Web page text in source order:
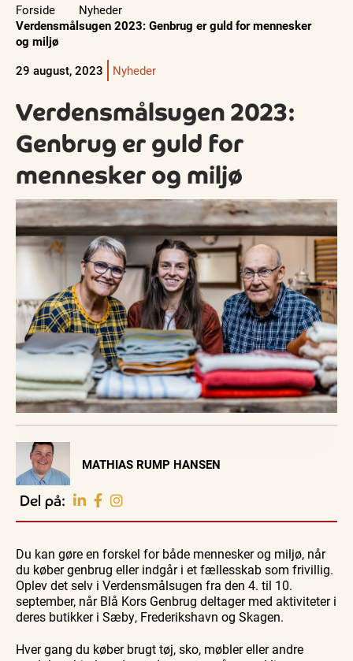
Forside
Nyheder
Verdensmålsugen 2023: Genbrug er guld for mennesker
og miljø
29 august, 2023
Nyheder
Verdensmålsugen 2023:
Genbrug er guld for
mennesker og miljø
Visit Vendsyssel
EVENTKALENDER
Oplev events i
Vendsyssel
natur og lokale events.
Se events
Skagen
med
Bedford
bussen
fra 1937
9. aug.
Skagen
med
Bedford
fra 1937
9. aug.
Skagen
fra
søsiden
Tunø
9. aug.
MATHIAS RUMP HANSEN
Del på:
Du kan gøre en forskel for både mennesker og miljø, når
du køber genbrug eller indgår i et fællesskab som frivillig.
Oplev det selv i Verdensmålsugen fra den 4. til 10.
september, når Blå Kors Genbrug deltager med aktiviteter i
deres butikker i Sæby, Frederikshavn og Skagen.
Hver gang du køber brugt tøj, sko, møbler eller andre